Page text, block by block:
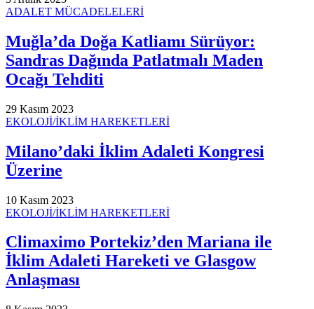
ADALET MÜCADELELERİ
Muğla’da Doğa Katliamı Sürüyor:
Sandras Dağında Patlatmalı Maden
Ocağı Tehditi
29 Kasım 2023
EKOLOJİ/İKLİM HAREKETLERİ
Milano’daki İklim Adaleti Kongresi
Üzerine
10 Kasım 2023
EKOLOJİ/İKLİM HAREKETLERİ
Climaximo Portekiz’den Mariana ile
İklim Adaleti Hareketi ve Glasgow
Anlaşması